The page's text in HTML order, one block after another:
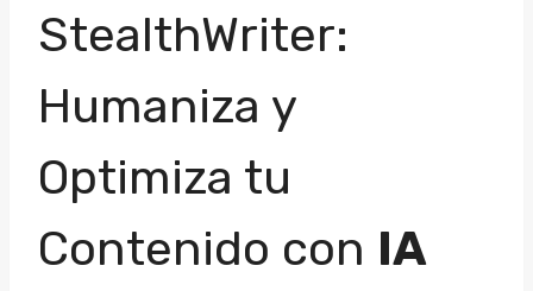
StealthWriter:
Humaniza y
Optimiza tu
Contenido con IA